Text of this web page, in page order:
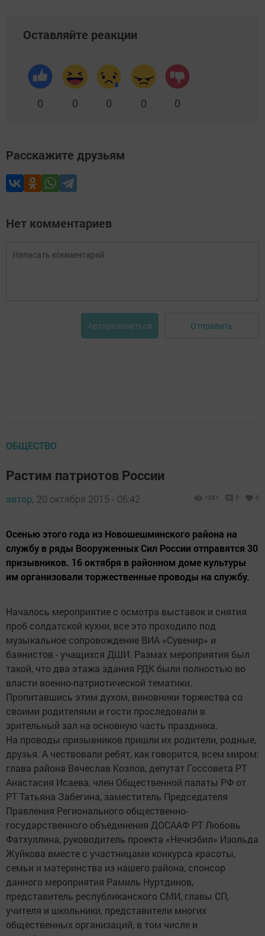
Оставляйте реакции
0 0 0 0 0
Расскажите друзьям
Нет комментариев
Авторизоваться Отправить
ОБЩЕСТВО
Растим патриотов России
автор, 20 октября 2015 - 06:42 1051 0 0
Осенью этого года из Новошешминского района на
службу в ряды Вооруженных Сил России отправятся 30
призывников. 16 октября в районном доме культуры
им организовали торжественные проводы на службу.
Началось мероприятие с осмотра выставок и снятия
проб солдатской кухни, все это проходило под
музыкальное сопровождение ВИА «Сувенир» и
баянистов - учащихся ДШИ. Размах мероприятия был
такой, что два этажа здания РДК были полностью во
власти военно-патриотической тематики.
Пропитавшись этим духом, виновники торжества со
своими родителями и гости проследовали в
зрительный зал на основную часть праздника.
На проводы призывников пришли их родители, родные,
друзья. А чествовали ребят, как говорится, всем миром:
глава района Вячеслав Козлов, депутат Госсовета РТ
Анастасия Исаева, член Общественной палаты РФ от
РТ Татьяна Забегина, заместитель Председателя
Правления Регионального общественно-
государственного объединения ДОСААФ РТ Любовь
Фатхуллина, руководитель проекта «Нечкэбил» Изольда
Жуйкова вместе с участницами конкурса красоты,
семьи и материнства из нашего района, спонсор
данного мероприятия Рамиль Нуртдинов,
представитель республиканского СМИ, главы СП,
учителя и школьники, представители многих
общественных организаций, в том числе и